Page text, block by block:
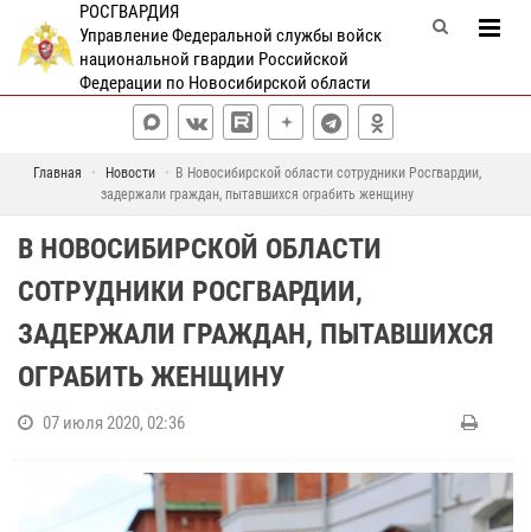
РОСГВАРДИЯ
Управление Федеральной службы войск
национальной гвардии Российской
Федерации по Новосибирской области
Главная Новости
В Новосибирской области сотрудники Росгвардии,
задержали граждан, пытавшихся ограбить женщину
В НОВОСИБИРСКОЙ ОБЛАСТИ
СОТРУДНИКИ РОСГВАРДИИ,
ЗАДЕРЖАЛИ ГРАЖДАН, ПЫТАВШИХСЯ
ОГРАБИТЬ ЖЕНЩИНУ
07 июля 2020, 02:36